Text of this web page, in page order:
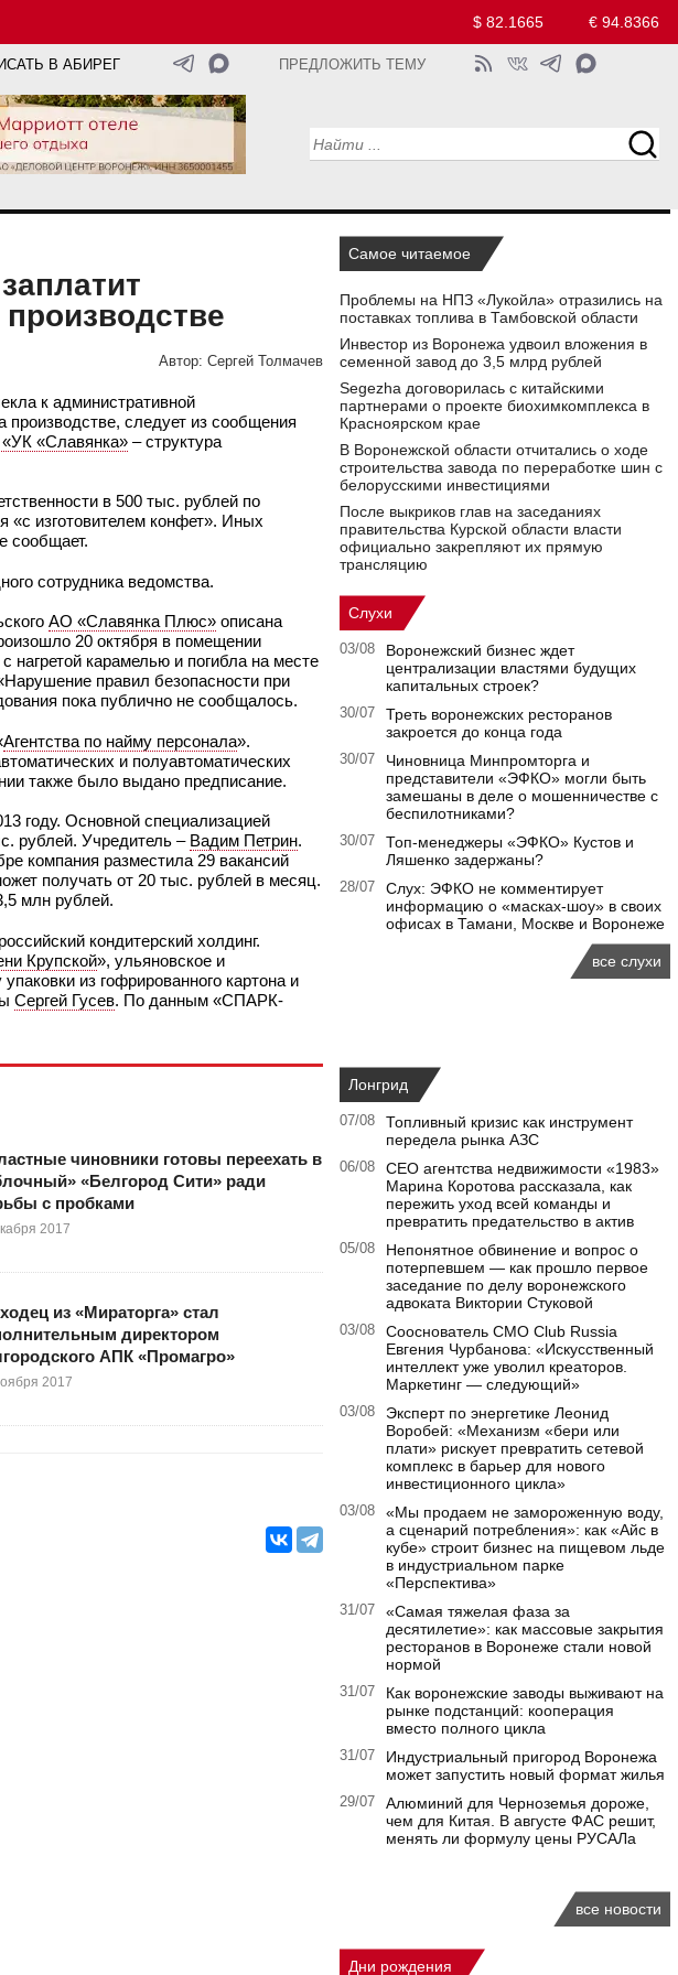
$ 82.1665 € 94.8366
В АБИРЕГ ПРЕДЛОЖИТЬ ТЕМУ
Автор: Сергей Толмачев
к административной
производстве, следует из сообщения
«Славянка» – структура
в 500 тыс. рублей по
«с изготовителем конфет». Иных
сообщает.
сотрудника ведомства.
АО «Славянка Плюс» описана
20 октября в помещении
карамелью и погибла на месте
правил безопасности при
пока публично не сообщалось.
Агентства по найму персонала».
и полуавтоматических
также было выдано предписание.
году. Основной специализацией
рублей. Учредитель – Вадим Петрин.
компания разместила 29 вакансий
получать от 20 тыс. рублей в месяц.
млн рублей.
кондитерский холдинг.
Крупской», ульяновское и
из гофрированного картона и
Сергей Гусев. По данным «СПАРК-
чиновники готовы переехать в
«Белгород Сити» ради
с пробками
2017
из «Мираторга» стал
директором
АПК «Промагро»
2017
Самое читаемое
Проблемы на НПЗ «Лукойла» отразились на
поставках топлива в Тамбовской области
Инвестор из Воронежа удвоил вложения в
семенной завод до 3,5 млрд рублей
Segezha договорилась с китайскими
партнерами о проекте биохимкомплекса в
Красноярском крае
В Воронежской области отчитались о ходе
строительства завода по переработке шин с
белорусскими инвестициями
После выкриков глав на заседаниях
правительства Курской области власти
официально закрепляют их прямую
трансляцию
Слухи
03/08
Воронежский бизнес ждет
централизации властями будущих
капитальных строек?
30/07
Треть воронежских ресторанов
закроется до конца года
30/07
Чиновница Минпромторга и
представители «ЭФКО» могли быть
замешаны в деле о мошенничестве с
беспилотниками?
30/07
Топ-менеджеры «ЭФКО» Кустов и
Ляшенко задержаны?
28/07
Слух: ЭФКО не комментирует
информацию о «масках-шоу» в своих
офисах в Тамани, Москве и Воронеже
все слухи
Лонгрид
07/08
Топливный кризис как инструмент
передела рынка АЗС
06/08
CEO агентства недвижимости «1983»
Марина Коротова рассказала, как
пережить уход всей команды и
превратить предательство в актив
05/08
Непонятное обвинение и вопрос о
потерпевшем — как прошло первое
заседание по делу воронежского
адвоката Виктории Стуковой
03/08
Сооснователь CMO Club Russia
Евгения Чурбанова: «Искусственный
интеллект уже уволил креаторов.
Маркетинг — следующий»
03/08
Эксперт по энергетике Леонид
Воробей: «Механизм «бери или
плати» рискует превратить сетевой
комплекс в барьер для нового
инвестиционного цикла»
03/08
«Мы продаем не замороженную воду,
а сценарий потребления»: как «Айс в
кубе» строит бизнес на пищевом льде
в индустриальном парке
«Перспектива»
31/07
«Самая тяжелая фаза за
десятилетие»: как массовые закрытия
ресторанов в Воронеже стали новой
нормой
31/07
Как воронежские заводы выживают на
рынке подстанций: кооперация
вместо полного цикла
31/07
Индустриальный пригород Воронежа
может запустить новый формат жилья
29/07
Алюминий для Черноземья дороже,
чем для Китая. В августе ФАС решит,
менять ли формулу цены РУСАЛа
все новости
Дни рождения